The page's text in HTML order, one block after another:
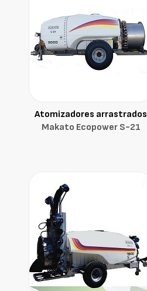
Atomizadores arrastrados
Makato Ecopower S-21